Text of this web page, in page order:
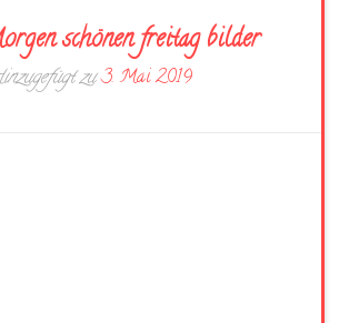
schönen freitag bilder
zu3. Mai 2019